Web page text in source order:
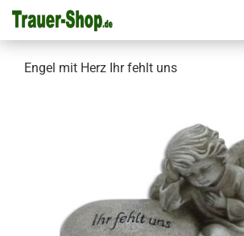
Engel mit Herz Ihr fehlt uns